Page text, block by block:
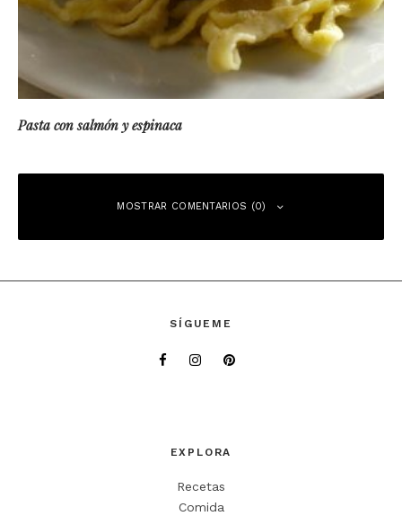
Pasta con salmón y espinaca
MOSTRAR COMENTARIOS (0)
obligatorios están marcados con
SÍGUEME
EXPLORA
Recetas
Comida